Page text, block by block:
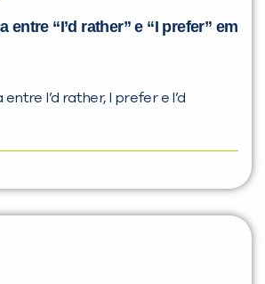
entre “I’d rather” e “I prefer” em
I’d rather, I prefer e I’d